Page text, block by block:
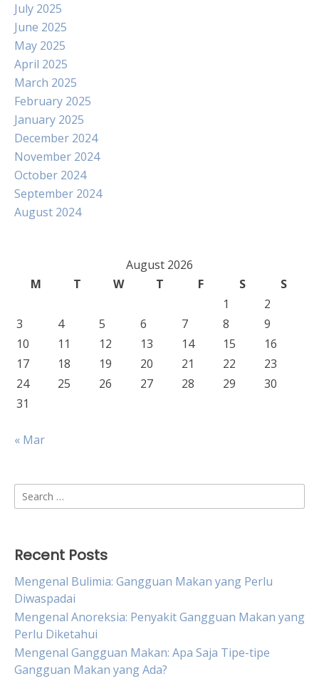
July 2025
June 2025
May 2025
April 2025
March 2025
February 2025
January 2025
December 2024
November 2024
October 2024
September 2024
August 2024
August 2026
M
T W T F S
S
1
2
3
4 5 6 7 8
9
10
11 12 13 14 15
16
17
18 19 20 21 22
23
24
25 26 27 28 29
30
31
« Mar
Search
for:
Recent Posts
Mengenal Bulimia: Gangguan Makan yang Perlu
Diwaspadai
Mengenal Anoreksia: Penyakit Gangguan Makan yang
Perlu Diketahui
Mengenal Gangguan Makan: Apa Saja Tipe-tipe
Gangguan Makan yang Ada?